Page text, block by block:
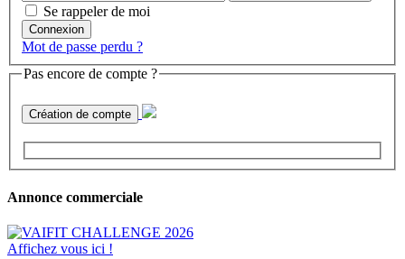
Se rappeler de moi
Connexion
Mot de passe perdu ?
Pas encore de compte ?
Création de compte
Annonce commerciale
Affichez vous ici !